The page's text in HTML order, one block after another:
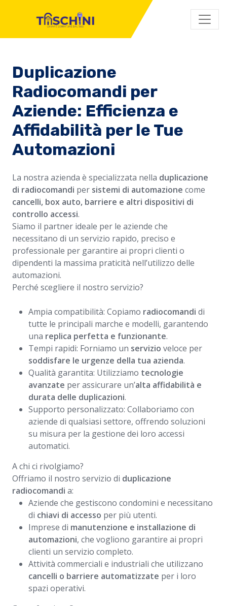
Duplicazione
Radiocomandi per
Aziende: Efficienza e
Affidabilità per le Tue
Automazioni
La nostra azienda è specializzata nella duplicazione
di radiocomandi per sistemi di automazione come
cancelli, box auto, barriere e altri dispositivi di
controllo accessi.
Siamo il partner ideale per le aziende che
necessitano di un servizio rapido, preciso e
professionale per garantire ai propri clienti o
dipendenti la massima praticità nell’utilizzo delle
automazioni.
Perché scegliere il nostro servizio?
Ampia compatibilità: Copiamo radiocomandi di
tutte le principali marche e modelli, garantendo
una replica perfetta e funzionante.
Tempi rapidi: Forniamo un servizio veloce per
soddisfare le urgenze della tua azienda.
Qualità garantita: Utilizziamo tecnologie
avanzate per assicurare un’alta affidabilità e
durata delle duplicazioni.
Supporto personalizzato: Collaboriamo con
aziende di qualsiasi settore, offrendo soluzioni
su misura per la gestione dei loro accessi
automatici.
A chi ci rivolgiamo?
Offriamo il nostro servizio di duplicazione
radiocomandi a:
Aziende che gestiscono condomini e necessitano
di chiavi di accesso per più utenti.
Imprese di manutenzione e installazione di
automazioni, che vogliono garantire ai propri
clienti un servizio completo.
Attività commerciali e industriali che utilizzano
cancelli o barriere automatizzate per i loro
spazi operativi.